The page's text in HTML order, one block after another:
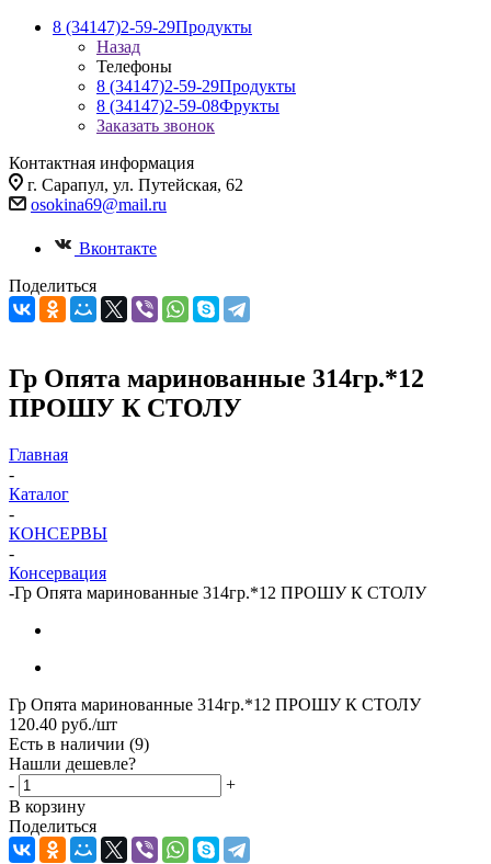
8 (34147)2-59-29Продукты
Назад
Телефоны
8 (34147)2-59-29Продукты
8 (34147)2-59-08Фрукты
Заказать звонок
Контактная информация
г. Сарапул, ул. Путейская, 62
osokina69@mail.ru
Вконтакте
Поделиться
Гр Опята маринованные 314гр.*12
ПРОШУ К СТОЛУ
Главная
-
Каталог
-
КОНСЕРВЫ
-
Консервация
-Гр Опята маринованные 314гр.*12 ПРОШУ К СТОЛУ
Гр Опята маринованные 314гр.*12 ПРОШУ К СТОЛУ
120.40 руб./шт
Есть в наличии (9)
Нашли дешевле?
-
+
В корзину
Поделиться